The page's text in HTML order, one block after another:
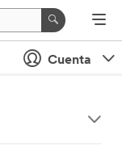
Cuenta